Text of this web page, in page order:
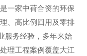
一家中荷合资的环保
、高比例回用及零排
服务经验，多年来始
理工程案例覆盖大江